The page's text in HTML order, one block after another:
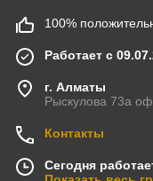
100%
Работает с
г. Алматы
Рыскулова 73а
Контакты
Сегодня